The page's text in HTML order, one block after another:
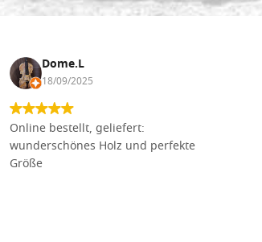
Dome.L
18/09/2025
Online bestellt, geliefert:
wunderschönes Holz und perfekte
Größe